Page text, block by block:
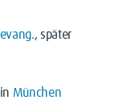
evang., später
in München